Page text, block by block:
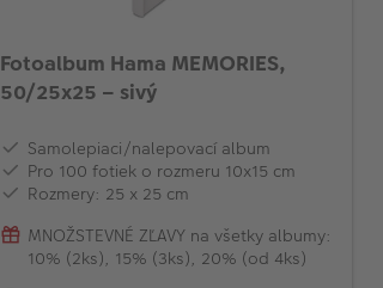
Fotoalbum Hama MEMORIES,
50/25x25 – sivý
Samolepiaci/nalepovací album
Pro 100 fotiek o rozmeru 10x15 cm
Rozmery: 25 x 25 cm
MNOŽSTEVNÉ ZĽAVY na všetky albumy:
10% (2ks), 15% (3ks), 20% (od 4ks)